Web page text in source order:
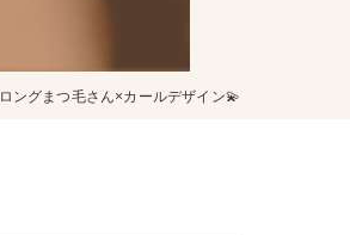
ロングまつ毛さん×カールデザイン💫